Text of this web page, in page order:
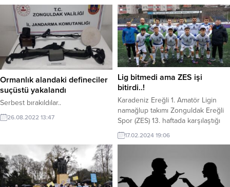
iddiaların iftira olduğunu belirterek,
yargı önünde hepsinin hesabını
soracağını söyledi.
Ormanlık alandaki defineciler
suçüstü yakalandı
Serbest bırakıldılar..
26.08.2022 13:47
Lig bitmedi ama ZES işi
bitirdi..!
Karadeniz Ereğli 1. Amatör Ligin
namağlup takımı Zonguldak Ereğli
Spor (ZES) 13. haftada karşılaştığı
Ereğli Demirspor’u 3-2 mağlup
ederek ligin bitimine 3 hafta kala
17.02.2024 19:06